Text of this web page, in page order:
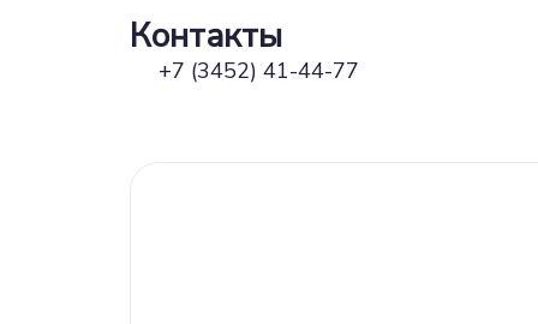
Контакты
+7 (3452) 41-44-77